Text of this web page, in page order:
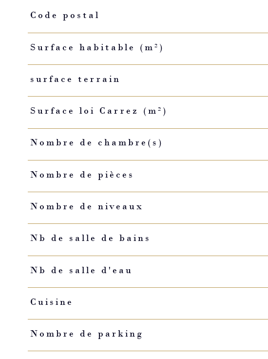
Caractéristiques Valeurs
Code postal
Surface habitable (m²)
surface terrain
Surface loi Carrez (m²)
Nombre de chambre(s)
Nombre de pièces
Nombre de niveaux
Nb de salle de bains
Nb de salle d'eau
Cuisine
Nombre de parking